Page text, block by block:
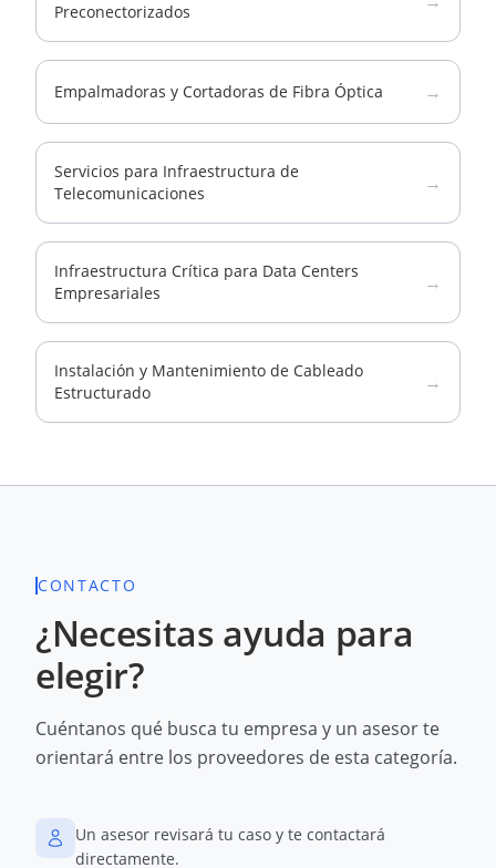
Preconectorizados
Empalmadoras y Cortadoras de Fibra Óptica →
Servicios para Infraestructura de
Telecomunicaciones
→
Infraestructura Crítica para Data Centers
Empresariales
→
Instalación y Mantenimiento de Cableado
Estructurado
→
CONTACTO
¿Necesitas ayuda para
elegir?
Cuéntanos qué busca tu empresa y un asesor te
orientará entre los proveedores de esta categoría.
Un asesor revisará tu caso y te contactará
directamente.